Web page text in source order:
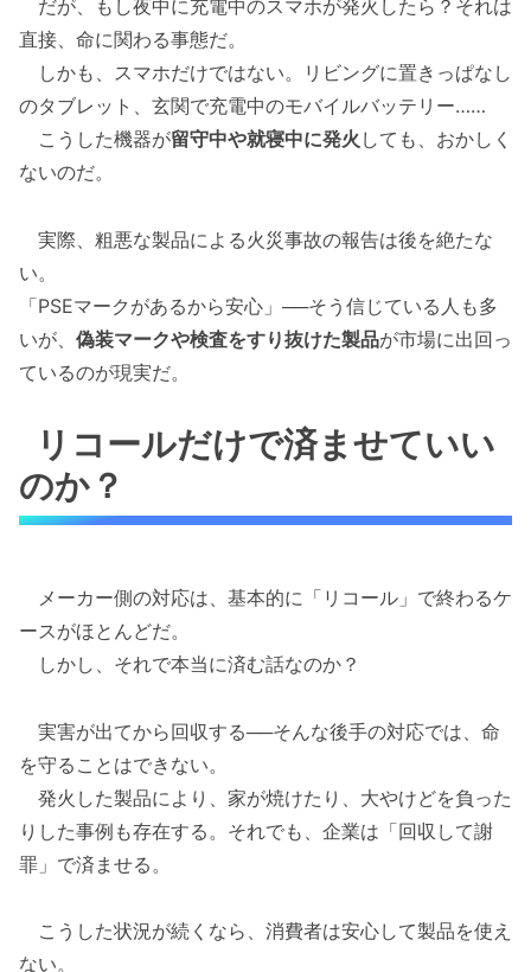
だが、もし夜中に充電中のスマホが発火したら？それは
直接、命に関わる事態だ。
しかも、スマホだけではない。リビングに置きっぱなし
のタブレット、玄関で充電中のモバイルバッテリー……
こうした機器が留守中や就寝中に発火 しても、おかしく
ないのだ。
実際、粗悪な製品による火災事故の報告は後を絶たな
い。
「PSEマークがあるから安心」──そう信じている人も多
いが、 偽装マークや検査をすり抜けた製品が市場に出回っ
ているのが現実だ。
リコールだけで済ませていい
のか？
メーカー側の対応は、基本的に「リコール」で終わるケ
ースがほとんどだ。
しかし、それで本当に済む話なのか？
実害が出てから回収する──そんな後手の対応では、命
を守ることはできない。
発火した製品により、家が焼けたり、大やけどを負った
りした事例も存在する。それでも、企業は「回収して謝
罪」で済ませる。
こうした状況が続くなら、消費者は安心して製品を使え
ない。